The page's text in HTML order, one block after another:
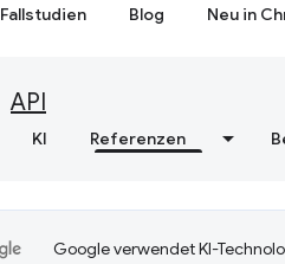
Fallstudien Blog Neu in
API
KI Referenzen
Google verwendet KI-